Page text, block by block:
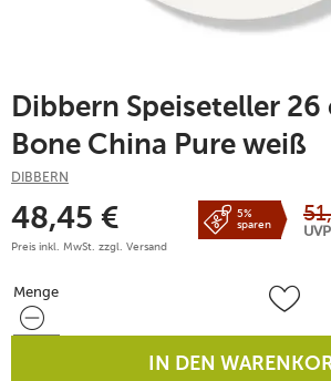
Dibbern Speiseteller 26
Bone China Pure weiß
DIBBERN
48,45 €
Preis inkl. MwSt. zzgl. Versand
5%
sparen
UVP
Menge
Menge
IN DEN